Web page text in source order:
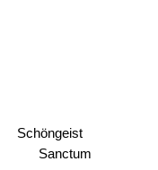
Schöngeist
Sanctum